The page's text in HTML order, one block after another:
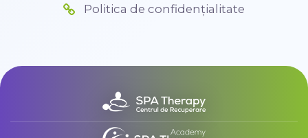
Politica de confidențialitate